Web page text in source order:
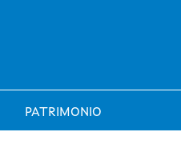
PATRIMONIO